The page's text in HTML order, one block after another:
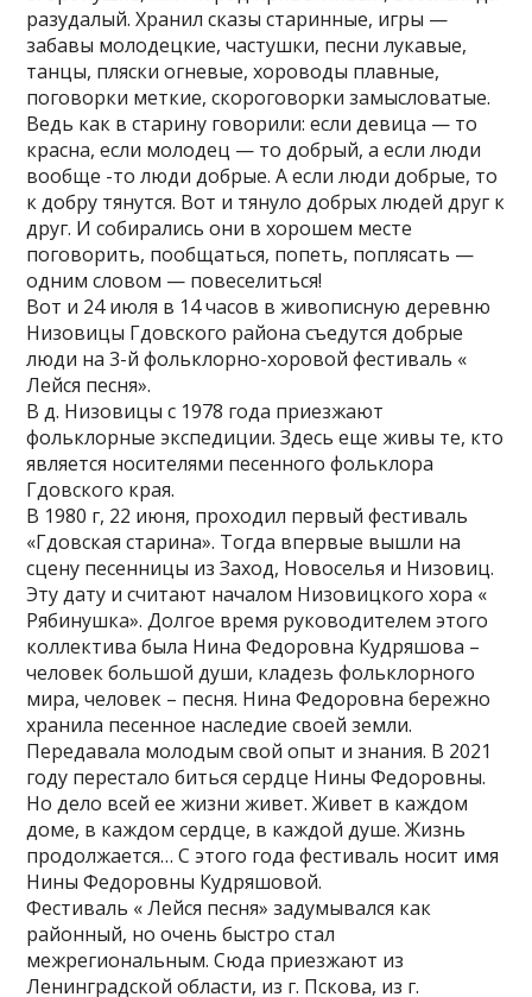
разудалый. Хранил сказы старинные, игры —
забавы молодецкие, частушки, песни лукавые,
танцы, пляски огневые, хороводы плавные,
поговорки меткие, скороговорки замысловатые.
Ведь как в старину говорили: если девица — то
красна, если молодец — то добрый, а если люди
вообще -то люди добрые. А если люди добрые, то
к добру тянутся. Вот и тянуло добрых людей друг к
друг. И собирались они в хорошем месте
поговорить, пообщаться, попеть, поплясать —
одним словом — повеселиться!
Вот и 24 июля в 14 часов в живописную деревню
Низовицы Гдовского района съедутся добрые
люди на 3-й фольклорно-хоровой фестиваль «
Лейся песня».
В д. Низовицы с 1978 года приезжают
фольклорные экспедиции. Здесь еще живы те, кто
является носителями песенного фольклора
Гдовского края.
В 1980 г, 22 июня, проходил первый фестиваль
«Гдовская старина». Тогда впервые вышли на
сцену песенницы из Заход, Новоселья и Низовиц.
Эту дату и считают началом Низовицкого хора «
Рябинушка». Долгое время руководителем этого
коллектива была Нина Федоровна Кудряшова –
человек большой души, кладезь фольклорного
мира, человек – песня. Нина Федоровна бережно
хранила песенное наследие своей земли.
Передавала молодым свой опыт и знания. В 2021
году перестало биться сердце Нины Федоровны.
Но дело всей ее жизни живет. Живет в каждом
доме, в каждом сердце, в каждой душе. Жизнь
продолжается… С этого года фестиваль носит имя
Нины Федоровны Кудряшовой.
Фестиваль « Лейся песня» задумывался как
районный, но очень быстро стал
межрегиональным. Сюда приезжают из
Ленинградской области, из г. Пскова, из г.